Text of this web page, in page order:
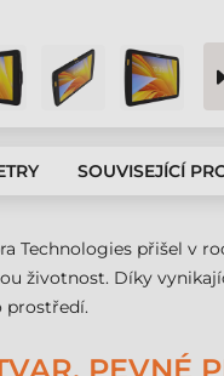
SOUVISEJÍCÍ
Technologies přišel v
životnost. Díky
prostředí.